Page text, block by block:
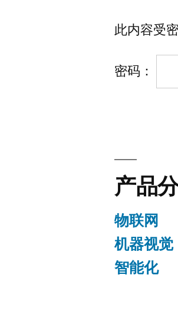
此内容受
密码：
产品
物联网
机器视觉
智能化